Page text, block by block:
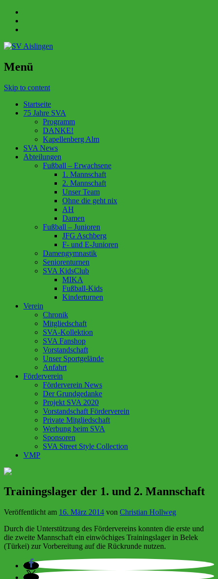
Menü
Skip to content
Startseite
75 Jahre SVA
Programm
DANKE!
Kapellenberg Alm
SVA News
Abteilungen
Fußball – Erwachsene
1. Mannschaft
2. Mannschaft
Unser Team
Ohne die geht nix
AH
Damen
Fußball – Junioren
JFG Aschberg
F- und E-Junioren
Damengymnastik
Seniorenturnen
SVA KidsClub
MIKA
Fußball-Kids
Kinderturnen
Verein
Chronik
Mitgliedschaft
SVA-Kollektion
SVA Fanshop
Vorstandschaft
Unser Sportgelände
Anfahrt
Förderverein
Förderverein News
Der Grundgedanke
Projekt SVA 2020
Vorstandschaft Förderverein
Private Mitgliedschaft
Werbung beim SVA
Sponsoren
SVA Street Style Collection
VMP
Trainingslager der 1. und 2. Mannschaft
Veröffentlicht am 16. März 2014 von Christian Hollweg
Durch die Unterstützung des Fördervereins konnten die erste und
die zweite Mannschaft ein einwöchiges Trainingslager in Belek
(Türkei) zur Vorbereitung auf die Rückrunde nutzen.